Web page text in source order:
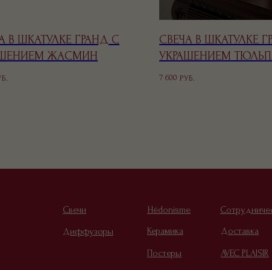
В ШКАТУЛКЕ ГРАНД С
ЖАСМИН
СВЕЧА В ШКАТУЛКЕ
УКРАШЕНИЕМ
7 600 РУБ.
Свечи
Диффузоры
Hédonisme
AVEC PLAISIR
Керамика
Постеры
Доставка